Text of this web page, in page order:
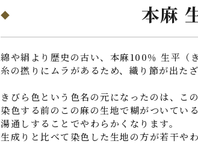
本麻
綿や絹より歴史の古い、本麻100％ 生平（
糸の撚りにムラがあるため、織り節が出た
きびら色という色名の元になったのは、こ
染色する前のこの麻の生地で糊がついてい
湯通しすることでやわらかくなります。
生成りと比べて染色した生地の方が若干や